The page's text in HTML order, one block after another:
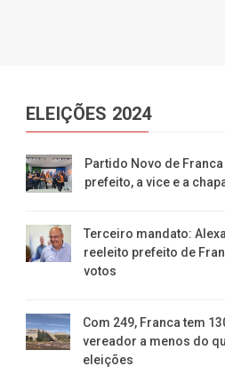
ELEIÇÕES 2024
Partido Novo de
prefeito, a vice e a
Terceiro mandato:
reeleito prefeito de
votos
Com 249, Franca tem
vereador a menos do
eleições